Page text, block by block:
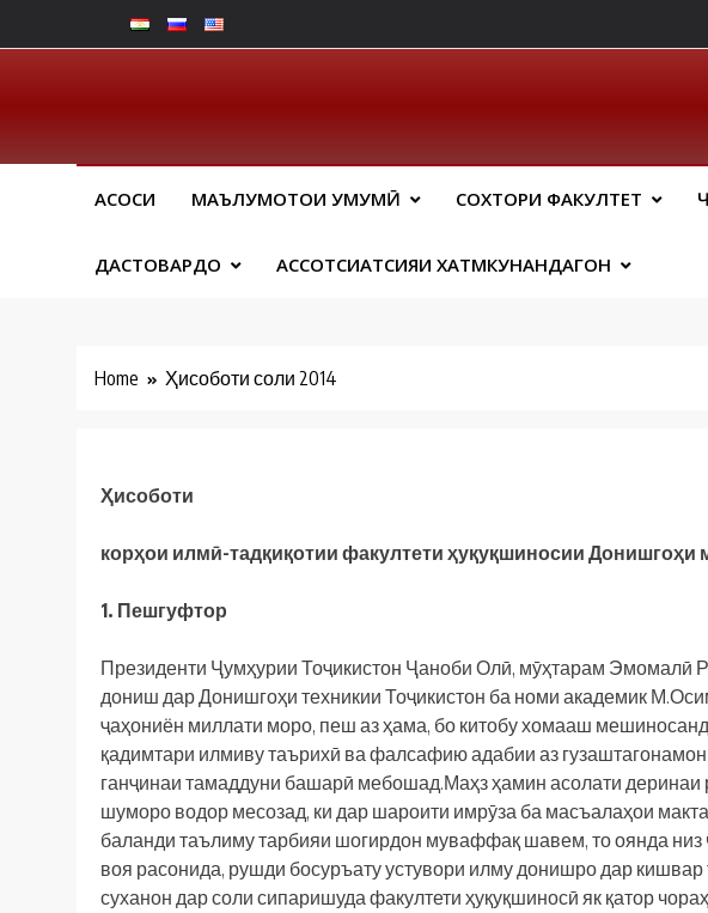
to
АСОСИ МАЪЛУМОТҲОИ УМУМӢ СОХТОРИ ФАКУЛТЕТ
ДАСТОВАРДҲО АССОТСИАТСИЯИ ХАТМКУНАНДАГОН
Home Ҳисоботи соли 2014
Ҳисоботи
корҳои илмӣ-тадқиқотии факултети ҳуқуқшиносии Донишгоҳи
1. Пешгуфтор
Президенти Ҷумҳурии Тоҷикистон Ҷаноби Олӣ, мӯҳтарам Эмомалӣ
дониш дар Донишгоҳи техникии Тоҷикистон ба номи академик
ҷаҳониён миллати моро, пеш аз ҳама, бо китобу хомааш
қадимтари илмиву таърихӣ ва фалсафию адабии аз
ганҷинаи тамаддуни башарӣ мебошад.Маҳз ҳамин асолати деринаи
шуморо водор месозад, ки дар шароити имрӯза ба масъалаҳои
баланди таълиму тарбияи шогирдон муваффақ шавем, то оянда
воя расонида, рушди босуръату устувори илму донишро дар кишвар
суханон дар соли сипаришуда факултети ҳуқуқшиносӣ як қатор